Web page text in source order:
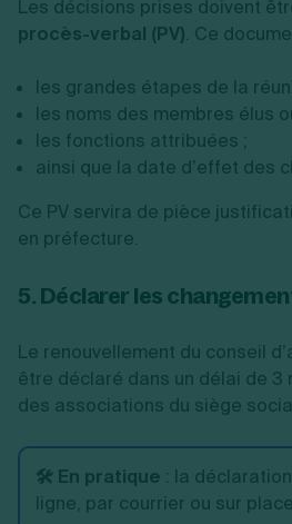
Les décisions prises doivent
procès-verbal (PV). Ce
les grandes étapes de la
les noms des membres élus
les fonctions attribuées ;
ainsi que la date d’effet des
Ce PV servira de pièce
en préfecture.
5. Déclarer les
Le renouvellement du conseil
être déclaré dans un délai de 3
des associations du siège
🛠️ En pratique : la
ligne, par courrier ou sur